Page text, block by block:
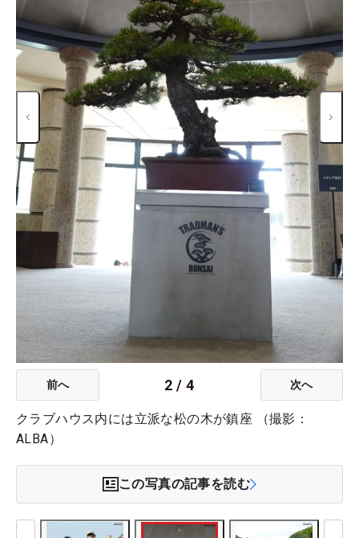
前へ 2 /4 次へ
クラブハウス内には立派な松の木が鎮座 （撮影：
ALBA）
この写真の記事を読む